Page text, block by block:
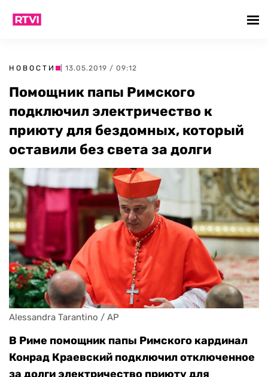
НОВОСТИ | 13.05.2019 / 09:12
Помощник папы Римского
подключил электричество к
приюту для бездомных, который
оставили без света за долги
Alessandra Tarantino / AP
В Риме помощник папы Римского кардинал
Конрад Краевский подключил отключенное
за долги электричество приюту для